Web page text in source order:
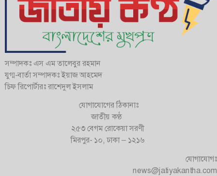
সম্পাদকঃ এস এম তালেবুর রহমান
যুগ্ম-বার্তা সম্পাদকঃ ইয়াজ আহমেদ
চিফ রিপোর্টারঃ রাশেদুল ইসলাম
যোগাযোগের ঠিকানাঃ
জাতীয় কণ্ঠ
২৫৩ বেগম রোকেয়া সরণী
মিরপুর- ১০, ঢাকা – ১২১৬
যোগাযোগঃ
news@jatiyakantha.com